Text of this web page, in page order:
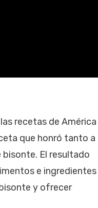
recetas de América
que honró tanto a
bisonte. El resultado
e ingredientes
y ofrecer